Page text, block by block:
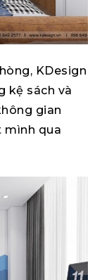
KDesign
kệ sách và
gian
mình qua